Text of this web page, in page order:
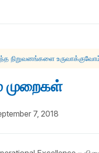
நிறுவனங்களை
முறைகள்
7, 2018